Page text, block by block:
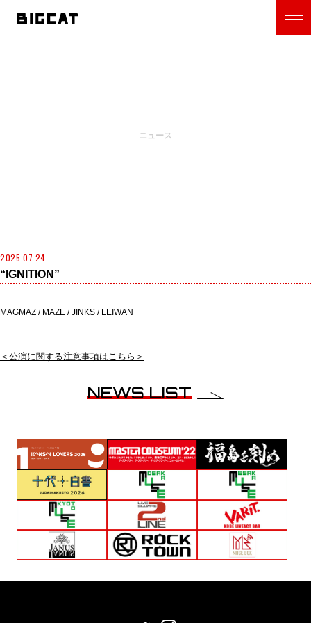
ニュース
2025.07.24
“IGNITION”
MAGMAZ / MAZE /JINKS / LEIWAN
＜公演に関する注意事項はこちら＞
NEWS LIST